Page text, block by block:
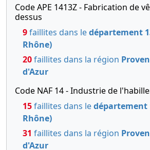
Date de fin :12-08-2027
Créancier :
Rue Laffitte 75009 Paris 9e
Adresse du créancier :
Arrondissement
Mentions :
2025SEC00072 La présente
contre FIL ROUGE Designation du
03T 2024 MAJO 03T 2024
Privilèges sécurité sociale,
Code APE 1413Z - Fabrication de
dessus
9faillites dans ledépartement
Rhône)
20faillites dans la région
d'Azur
Code NAF 14 - Industrie de
15faillites dans ledépartement
Rhône)
31 faillites dans la région
d'Azur